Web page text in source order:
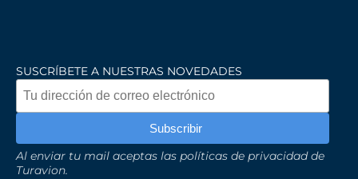
SUSCRÍBETE A NUESTRAS NOVEDADES
Al enviar tu mail aceptas las políticas de privacidad de
Turavion.